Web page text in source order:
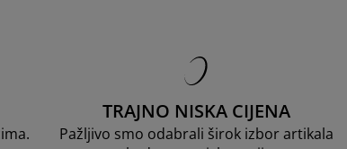
TRAJNO NISKA CIJENA
Pažljivo smo odabrali širok izbor artikala